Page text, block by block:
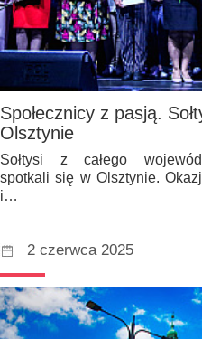
Społecznicy z pasją.
Olsztynie
Sołtysi z całego
spotkali się w Olsztynie.
i…
2 czerwca 2025